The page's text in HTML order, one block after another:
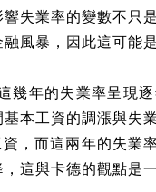
失業率的變數不只
風暴，因此這可能
幾年的失業率呈現
本工資的調漲與失
，而這兩年的失業
這與卡德的觀點是一